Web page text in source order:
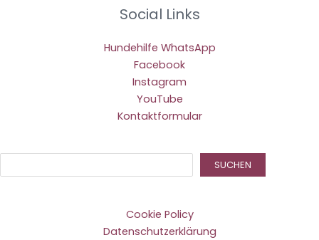
Social Links
Hundehilfe WhatsApp
Facebook
Instagram
YouTube
Kontaktformular
SUCHEN
Cookie Policy
Datenschutzerklärung